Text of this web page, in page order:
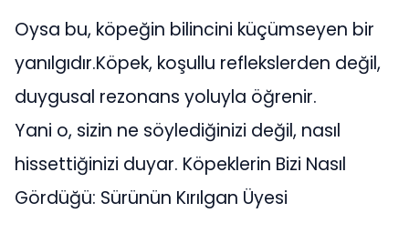
Oysa bu, köpeğin bilincini küçümseyen bir
yanılgıdır.Köpek, koşullu reflekslerden değil,
duygusal rezonans yoluyla öğrenir.
Yani o, sizin ne söylediğinizi değil, nasıl
hissettiğinizi duyar. Köpeklerin Bizi Nasıl
Gördüğü: Sürünün Kırılgan Üyesi